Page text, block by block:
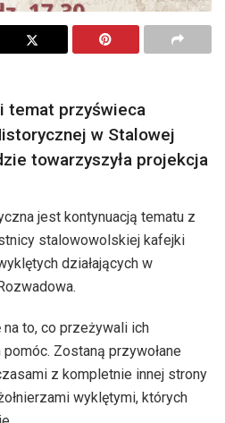
temat przyświeca
w Stalowej
towarzyszyła projekcja
jest kontynuacją tematu z
stalowowolskiej kafejki
działających w
to, co przeżywali ich
Zostaną przywołane
z kompletnie innej strony
wyklętymi, których